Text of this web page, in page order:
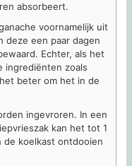
absorbeert.
voornamelijk uit
deze een paar dagen
Echter, als het
ingrediënten zoals
beter om het in de
ingevroren. In een
kan het tot 1
de koelkast ontdooien